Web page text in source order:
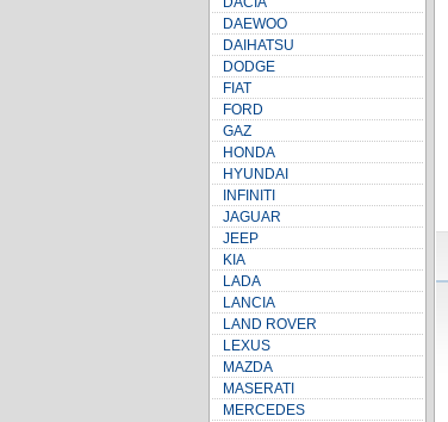
DAEWOO
DAIHATSU
DODGE
FIAT
FORD
GAZ
HONDA
HYUNDAI
INFINITI
JAGUAR
JEEP
KIA
LADA
LANCIA
LAND ROVER
LEXUS
MAZDA
MASERATI
MERCEDES